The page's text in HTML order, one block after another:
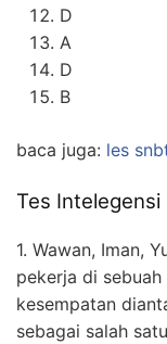
D
A
D
B
baca juga: les
Tes Intelegensi
1. Wawan, Iman,
pekerja di
kesempatan
sebagai salah